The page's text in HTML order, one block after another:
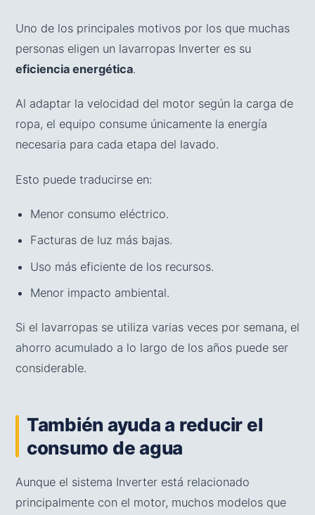
Uno de los principales motivos por los que muchas
personas eligen un lavarropas Inverter es su
eficiencia energética.
Al adaptar la velocidad del motor según la carga de
ropa, el equipo consume únicamente la energía
necesaria para cada etapa del lavado.
Esto puede traducirse en:
Menor consumo eléctrico.
Facturas de luz más bajas.
Uso más eficiente de los recursos.
Menor impacto ambiental.
Si el lavarropas se utiliza varias veces por semana, el
ahorro acumulado a lo largo de los años puede ser
considerable.
También ayuda a reducir el
consumo de agua
Aunque el sistema Inverter está relacionado
principalmente con el motor, muchos modelos que